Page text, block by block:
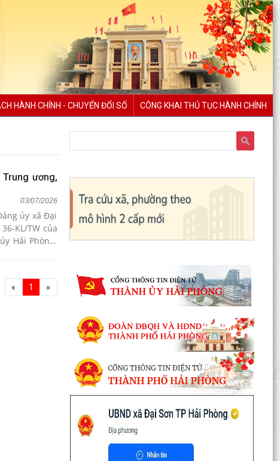
HÀNH CHÍNH - CHUYỂN ĐỔI SỐ CÔNG KHAI THỦ TỤC HÀNH CHÍNH
ương,
03/07/2026
ủy xã Đại
KL/TW của
Hải Phòng;
« 1 »